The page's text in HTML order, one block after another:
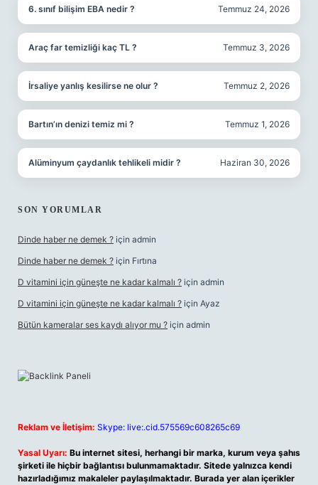
6. sınıf bilişim EBA nedir ? Temmuz 24, 2026
Araç far temizliği kaç TL ? Temmuz 3, 2026
İrsaliye yanlış kesilirse ne olur ? Temmuz 2, 2026
Bartın’ın denizi temiz mi ? Temmuz 1, 2026
Alüminyum çaydanlık tehlikeli midir ? Haziran 30, 2026
SON YORUMLAR
Dinde haber ne demek ? için admin
Dinde haber ne demek ? için Fırtına
D vitamini için güneşte ne kadar kalmalı ? için admin
D vitamini için güneşte ne kadar kalmalı ? için Ayaz
Bütün kameralar ses kaydı alıyor mu ? için admin
Reklam ve İletişim: Skype: live:.cid.575569c608265c69
Yasal Uyarı: Bu internet sitesi, herhangi bir marka, kurum veya şahıs
şirketi ile hiçbir bağlantısı bulunmamaktadır. Sitede yalnızca kendi
hazırladığımız makaleler paylaşılmaktadır. Burada yer alan içerikler